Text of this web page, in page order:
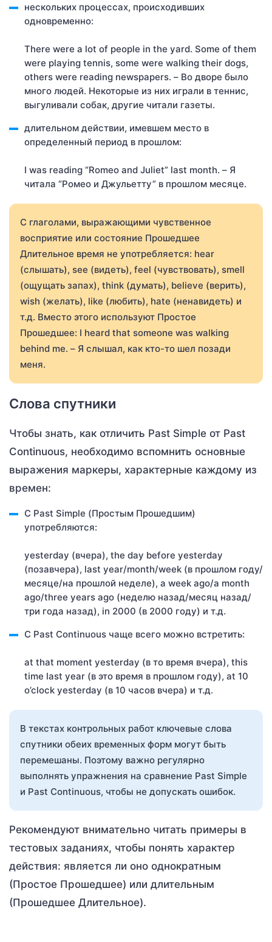
нескольких процессах, происходивших
одновременно:
There were a lot of people in the yard. Some of them
were playing tennis, some were walking their dogs,
others were reading newspapers. – Во дворе было
много людей. Некоторые из них играли в теннис,
выгуливали собак, другие читали газеты.
длительном действии, имевшем место в
определенный период в прошлом:
I was reading “Romeo and Juliet” last month. – Я
читала “Ромео и Джульетту” в прошлом месяце.
С глаголами, выражающими чувственное
восприятие или состояние Прошедшее
Длительное время не употребляется: hear
(слышать), see (видеть), feel (чувствовать), smell
(ощущать запах), think (думать), believe (верить),
wish (желать), like (любить), hate (ненавидеть) и
т.д. Вместо этого используют Простое
Прошедшее: I heard that someone was walking
behind me. – Я слышал, как кто-то шел позади
меня.
Слова спутники
Чтобы знать, как отличить Past Simple от Past
Continuous, необходимо вспомнить основные
выражения маркеры, характерные каждому из
времен:
С Past Simple (Простым Прошедшим)
употребляются:
yesterday (вчера), the day before yesterday
(позавчера), last year/month/week (в прошлом году/
месяце/на прошлой неделе), a week ago/a month
ago/three years ago (неделю назад/месяц назад/
три года назад), in 2000 (в 2000 году) и т.д.
C Past Continuous чаще всего можно встретить:
at that moment yesterday (в то время вчера), this
time last year (в это время в прошлом году), at 10
o’clock yesterday (в 10 часов вчера) и т.д.
В текстах контрольных работ ключевые слова
спутники обеих временных форм могут быть
перемешаны. Поэтому важно регулярно
выполнять упражнения на сравнение Past Simple
и Past Continuous, чтобы не допускать ошибок.
Рекомендуют внимательно читать примеры в
тестовых заданиях, чтобы понять характер
действия: является ли оно однократным
(Простое Прошедшее) или длительным
(Прошедшее Длительное).